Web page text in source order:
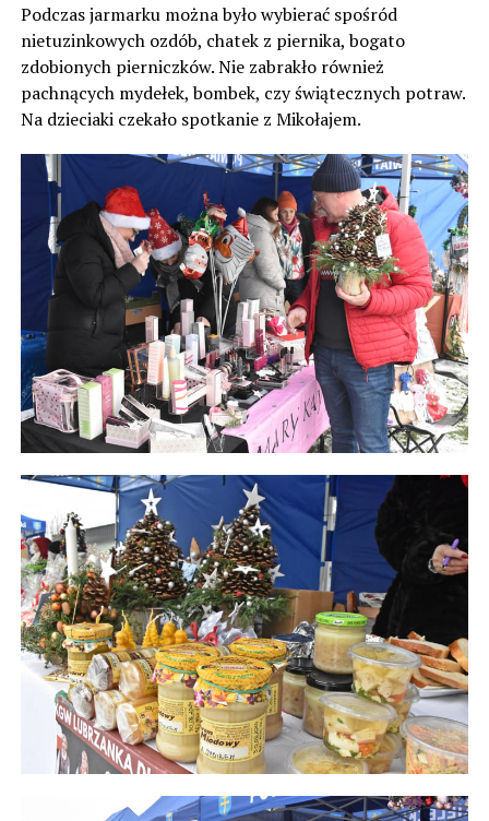
Podczas jarmarku można było wybierać spośród
nietuzinkowych ozdób, chatek z piernika, bogato
zdobionych pierniczków. Nie zabrakło również
pachnących mydełek, bombek, czy świątecznych potraw.
Na dzieciaki czekało spotkanie z Mikołajem.